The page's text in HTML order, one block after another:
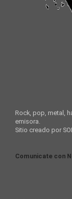
Rock, pop, metal,
emisora.
Sitio creado por
Comunicate con